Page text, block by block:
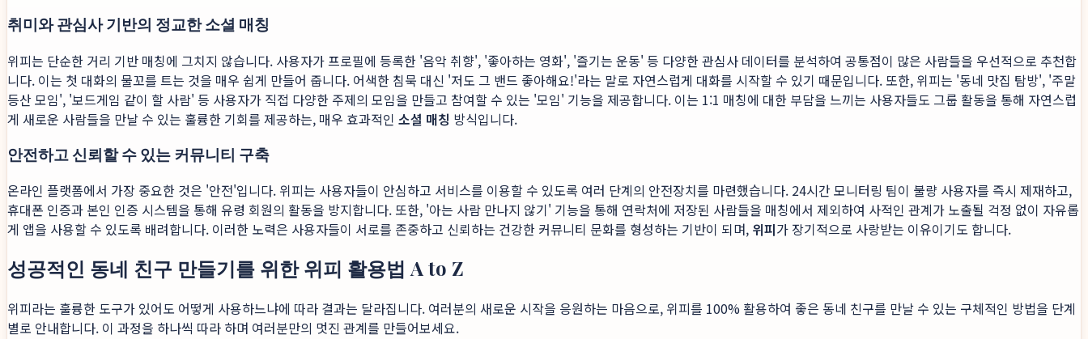
취미와 관심사 기반의 정교한 소셜 매칭
위피는 단순한 거리 기반 매칭에 그치지 않습니다. 사용자가 프로필에 등록한 '음악 취향', '좋아하는 영화', '즐기는 운동' 등 다양한 관심사 데이터를 분석하여 공통점이 많은 사람들을 우선적으로 추천합
니다. 이는 첫 대화의 물꼬를 트는 것을 매우 쉽게 만들어 줍니다. 어색한 침묵 대신 '저도 그 밴드 좋아해요!'라는 말로 자연스럽게 대화를 시작할 수 있기 때문입니다. 또한, 위피는 '동네 맛집 탐방', '주말
등산 모임', '보드게임 같이 할 사람' 등 사용자가 직접 다양한 주제의 모임을 만들고 참여할 수 있는 '모임' 기능을 제공합니다. 이는 1:1 매칭에 대한 부담을 느끼는 사용자들도 그룹 활동을 통해 자연스럽
게 새로운 사람들을 만날 수 있는 훌륭한 기회를 제공하는, 매우 효과적인 소셜 매칭 방식입니다.
안전하고 신뢰할 수 있는 커뮤니티 구축
온라인 플랫폼에서 가장 중요한 것은 '안전'입니다. 위피는 사용자들이 안심하고 서비스를 이용할 수 있도록 여러 단계의 안전장치를 마련했습니다. 24시간 모니터링 팀이 불량 사용자를 즉시 제재하고,
휴대폰 인증과 본인 인증 시스템을 통해 유령 회원의 활동을 방지합니다. 또한, '아는 사람 만나지 않기' 기능을 통해 연락처에 저장된 사람들을 매칭에서 제외하여 사적인 관계가 노출될 걱정 없이 자유롭
게 앱을 사용할 수 있도록 배려합니다. 이러한 노력은 사용자들이 서로를 존중하고 신뢰하는 건강한 커뮤니티 문화를 형성하는 기반이 되며, 위피가 장기적으로 사랑받는 이유이기도 합니다.
성공적인 동네 친구 만들기를 위한 위피 활용법 A to Z
위피라는 훌륭한 도구가 있어도 어떻게 사용하느냐에 따라 결과는 달라집니다. 여러분의 새로운 시작을 응원하는 마음으로, 위피를 100% 활용하여 좋은 동네 친구를 만날 수 있는 구체적인 방법을 단계
별로 안내합니다. 이 과정을 하나씩 따라 하며 여러분만의 멋진 관계를 만들어보세요.